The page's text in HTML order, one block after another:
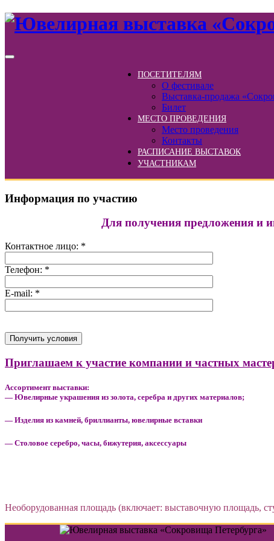
ПОСЕТИТЕЛЯМ
О фестивале
Выставка-продажа
Билет
МЕСТО ПРОВЕДЕНИЯ
Место проведения
Контакты
РАСПИСАНИЕ ВЫСТАВОК
УЧАСТНИКАМ
Информация по участию
Для получения предложения и
Контактное лицо: *
Телефон: *
E-mail: *
Приглашаем к участие компании и частных
Ассортимент выставки:
— Ювелирные украшения из золота, серебра и других материалов;
— Изделия из камней, бриллианты, ювелирные вставки
— Столовое серебро, часы, бижутерия, аксессуары
Необорудованная площадь (включает: выставочную площадь,